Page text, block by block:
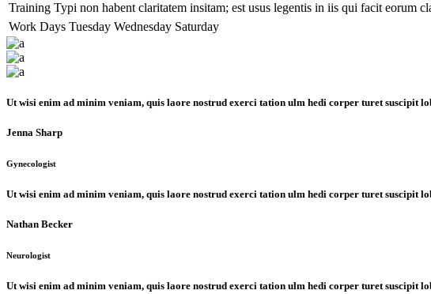
Training Typi non habent claritatem insitam; est usus legentis in iis qui facit eorum
Work Days Tuesday Wednesday Saturday
Ut wisi enim ad minim veniam, quis laore nostrud exerci tation ulm hedi corper turet suscipit
Jenna Sharp
Gynecologist
Ut wisi enim ad minim veniam, quis laore nostrud exerci tation ulm hedi corper turet suscipit
Nathan Becker
Neurologist
Ut wisi enim ad minim veniam, quis laore nostrud exerci tation ulm hedi corper turet suscipit